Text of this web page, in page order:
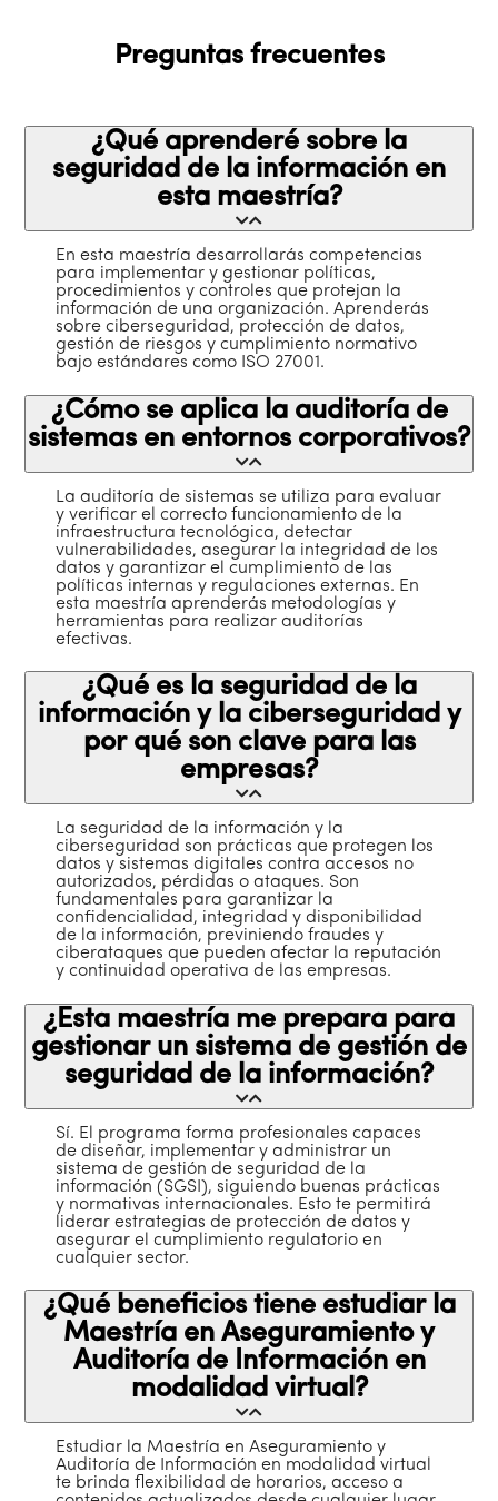
Preguntas frecuentes
¿Qué aprenderé sobre la
seguridad de la información en
esta maestría?
En esta maestría desarrollarás competencias
para implementar y gestionar políticas,
procedimientos y controles que protejan la
información de una organización. Aprenderás
sobre ciberseguridad, protección de datos,
gestión de riesgos y cumplimiento normativo
bajo estándares como ISO 27001.
¿Cómo se aplica la auditoría de
sistemas en entornos corporativos?
La auditoría de sistemas se utiliza para evaluar
y verificar el correcto funcionamiento de la
infraestructura tecnológica, detectar
vulnerabilidades, asegurar la integridad de los
datos y garantizar el cumplimiento de las
políticas internas y regulaciones externas. En
esta maestría aprenderás metodologías y
herramientas para realizar auditorías
efectivas.
¿Qué es la seguridad de la
información y la ciberseguridad y
por qué son clave para las
empresas?
La seguridad de la información y la
ciberseguridad son prácticas que protegen los
datos y sistemas digitales contra accesos no
autorizados, pérdidas o ataques. Son
fundamentales para garantizar la
confidencialidad, integridad y disponibilidad
de la información, previniendo fraudes y
ciberataques que pueden afectar la reputación
y continuidad operativa de las empresas.
¿Esta maestría me prepara para
gestionar un sistema de gestión de
seguridad de la información?
Sí. El programa forma profesionales capaces
de diseñar, implementar y administrar un
sistema de gestión de seguridad de la
información (SGSI), siguiendo buenas prácticas
y normativas internacionales. Esto te permitirá
liderar estrategias de protección de datos y
asegurar el cumplimiento regulatorio en
cualquier sector.
¿Qué beneficios tiene estudiar la
Maestría en Aseguramiento y
Auditoría de Información en
modalidad virtual?
Estudiar la Maestría en Aseguramiento y
Auditoría de Información en modalidad virtual
te brinda flexibilidad de horarios, acceso a